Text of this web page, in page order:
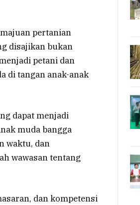
pertanian
disajikan bukan
petani dan
di tangan anak-anak
dapat menjadi
muda bangga
waktu, dan
wawasan tentang
dan kompetensi